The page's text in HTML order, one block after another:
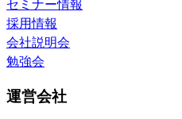
採用情報
会社説明会
勉強会
運営会社